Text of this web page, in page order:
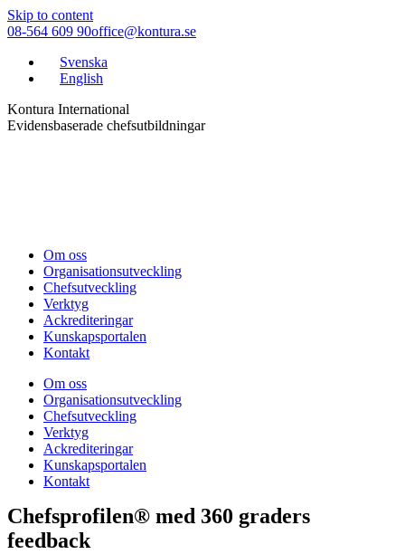
Skip to content
08-564 609 90office@kontura.se
Svenska
English
Kontura International
Evidensbaserade chefsutbildningar
Om oss
Organisationsutveckling
Chefsutveckling
Verktyg
Ackrediteringar
Kunskapsportalen
Kontakt
Om oss
Organisationsutveckling
Chefsutveckling
Verktyg
Ackrediteringar
Kunskapsportalen
Kontakt
Chefsprofilen® med 360 graders
feedback